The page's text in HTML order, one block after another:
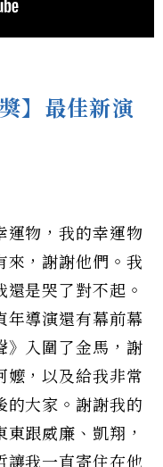
】最佳新演
運物，我的幸運物
來，謝謝他們。我
是哭了對不起。
年導演還有幕前幕
》入圍了金馬，謝
嬤，以及給我非常
的大家。謝謝我的
跟威廉、凱翔，
讓我一直寄住在他